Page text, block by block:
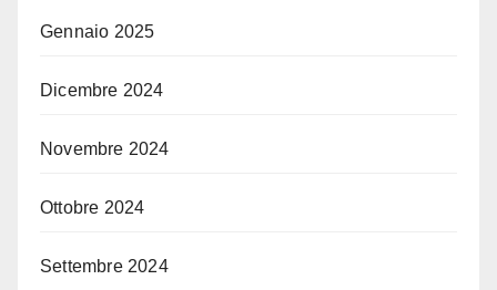
Gennaio 2025
Dicembre 2024
Novembre 2024
Ottobre 2024
Settembre 2024